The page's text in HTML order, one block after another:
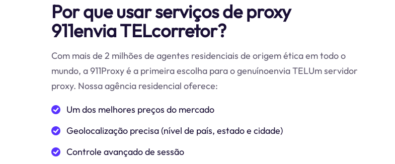
Por que usar serviços de proxy
911envia TELcorretor?
Com mais de 2 milhões de agentes residenciais de origem ética em todo o
mundo, a 911Proxy é a primeira escolha para o genuínoenvia TELUm servidor
proxy. Nossa agência residencial oferece:
Um dos melhores preços do mercado
Geolocalização precisa (nível de país, estado e cidade)
Controle avançado de sessão